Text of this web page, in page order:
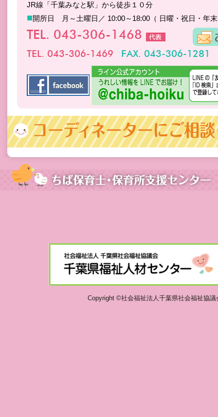
JR線「千葉みなと駅」から徒歩１０分
■開所日 月～土曜日／ 10:00～18:00（ 日曜・祝日・年
TEL. 043-306-1468
TEL. 043-306-1469 FAX. 043-306-1281
Copyright ©社会福祉法人千葉県社会福祉協